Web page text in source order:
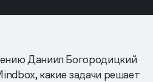
Даниил Богородицкий
какие задачи решает